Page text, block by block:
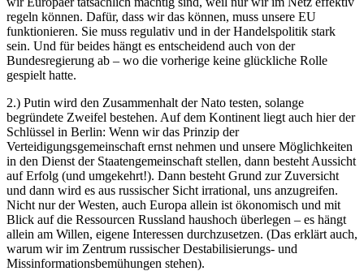
regeln können. Dafür, dass wir das können, muss unsere EU
funktionieren. Sie muss regulativ und in der Handelspolitik stark
sein. Und für beides hängt es entscheidend auch von der
Bundesregierung ab – wo die vorherige keine glückliche Rolle
gespielt hatte.
2.) Putin wird den Zusammenhalt der Nato testen, solange
begründete Zweifel bestehen. Auf dem Kontinent liegt auch hier der
Schlüssel in Berlin: Wenn wir das Prinzip der
Verteidigungsgemeinschaft ernst nehmen und unsere Möglichkeiten
in den Dienst der Staatengemeinschaft stellen, dann besteht Aussicht
auf Erfolg (und umgekehrt!). Dann besteht Grund zur Zuversicht
und dann wird es aus russischer Sicht irrational, uns anzugreifen.
Nicht nur der Westen, auch Europa allein ist ökonomisch und mit
Blick auf die Ressourcen Russland haushoch überlegen – es hängt
allein am Willen, eigene Interessen durchzusetzen. (Das erklärt auch,
warum wir im Zentrum russischer Destabilisierungs- und
Missinformationsbemühungen stehen).